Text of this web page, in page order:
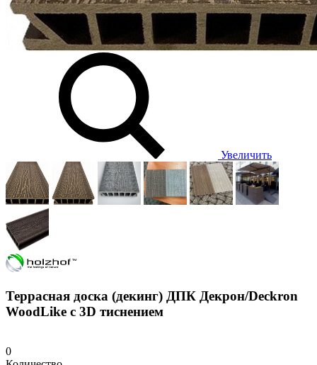
Увеличить
Террасная доска (декинг) ДПК Декрон/Deckron
WoodLike с 3D тиснением
0